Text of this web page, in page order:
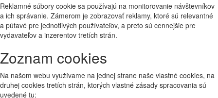
Reklamné súbory cookie sa používajú na monitorovanie návštevníkov
a ich správanie. Zámerom je zobrazovať reklamy, ktoré sú relevantné
a pútavé pre jednotlivých používateľov, a preto sú cennejšie pre
vydavateľov a inzerentov tretích strán.
Zoznam cookies
Na našom webu využívame na jednej strane naše vlastné cookies, na
druhej cookies tretích strán, ktorých vlastné zásady spracovania sú
uvedené tu: